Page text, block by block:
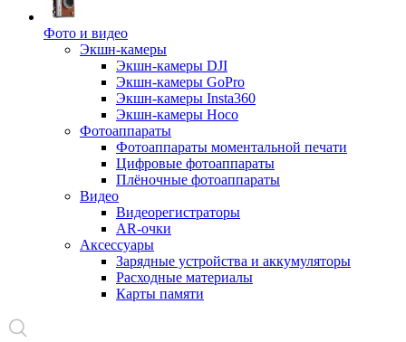
Фото и видео
Экшн-камеры
Экшн-камеры DJI
Экшн-камеры GoPro
Экшн-камеры Insta360
Экшн-камеры Hoco
Фотоаппараты
Фотоаппараты моментальной печати
Цифровые фотоаппараты
Плёночные фотоаппараты
Видео
Видеорегистраторы
AR-очки
Аксессуары
Зарядные устройства и аккумуляторы
Расходные материалы
Карты памяти